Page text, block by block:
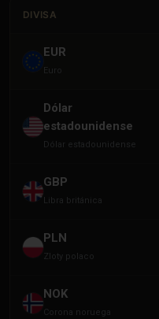
DIVISA
EUR
Euro
Dólar
estadounidense
Dólar estadounidense
GBP
Libra británica
PLN
Zloty polaco
NOK
Corona noruega